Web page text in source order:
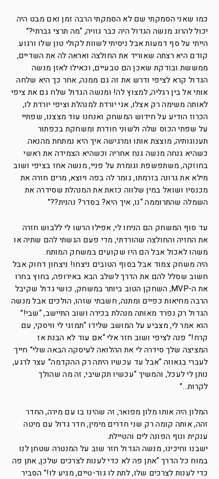
כמו שאני הסמקתי שם לא הסמקתי הרבה זמן ואם מבט היה
יכול להרוג מנשה הגדול היה כבר גוויה, “מה תרצי גברתי?”
הייתי על סף דמעות אבל ניסיתי לשוות לקולי טון שלו ורגוע.
קודם היא רצתה שאוריד את החולצה ואראה לה את השדיים,
ממששת ובודקת שאכן הם טבעיים, וכאילו לאזן מנשה
הגדול קרא לציפי ודרש את זה גם ממנה, אחר כך היא שלחה
אותי אל בין רגליה, למצוץ לה! ומנשה הגדול שלח גם את ציפי
לאותה משימה רק אצלו, אני יורדת למנהלת וציפי יורדת לו,
הכרוז הודיע על חידוש המשחק ואנחנו עוד מצצנו, שפתיי
על שפתי הכוס שלה ולשוני חודרת ומשחקת בכפתור
תענוגותיה, מוצצת אותו ומרגישה איך היא נמתחת מהנאה.
כשהיא גנחה מנשה גנח אחריה וכשהיא הצמידה את ראשי
בחוזקה, משתפשפת וגומרת על פניי, מנשה אחז בציפי ושוב
מילא את גרונה בזרמתו, גומר לה בפה ויוצא, מרים חזרה את
מכנסיו ושואל במין שלווה כזאת את המנהלת שסידרה את
השמלה שהתרוממה “נו, איך היא? בסדר? נהנית??”
עד סוף המשחק הם הניחו לי, אפילו הרשו לי ללבוש חזרה
את החזיה והחולצה שהורדתי, מדי פעם הגשתי להם שתיה או
משהו לאכול אבל הם היו שקועים במשחק המותח.
היה משחק צמוד אבל בסוף הטובים ניצחו! ניצחון דחוק אבל
חשוב שסלל להם את הדרך לשלב הבא באירופה, בחוץ בחרו
את ה-MVP, השחקן הטוב ביותר במשחק, כושי גדול שקיבל
הרבה מחיאות כפיים ומתנה, חשבתי שזהו, הולכים אבל מנשה
הגדול רק נפרד מאותה מנהלת בכירה ושוב התיישב, “שבי!”
הוא אמר לי, מצביע על המושב שלידו “תמזגי לי וויסקי, עם
קרח!” פנה לציפי ושוב חזר אלי “אם עוד לא הבנת אז
המציצה שלך סידרה לי את ההלואה לעיסקה הבאה שלי” חייך
לעברי בגאווה “אבל עד עכשיו היתה רק ההקדמה” עצר לרגע,
נותן לי לעכל, והמשיך “עכשיו תקשיבי, זה מה שהולך
לקרות…”
המלון היה אותו מלון מפואר, זה שהינו בו עם מירה, החדר
זהה, אותה קומה רק שני חדרים מימין, חדר גדול עם מיטה
ענקית ונוף הפונה לים והטיילת.
ישבנו וחיכינו, מנשה הגדול חזר שוב על המנטרה שטחן לנו
במוח כל הדרך “אתן פה לא כדי לענות לצרכים שלכן, אתן פה
כדי לענות לצרכים שלו, לתת לו גוד-טיים, מגיע לו!” הסביר